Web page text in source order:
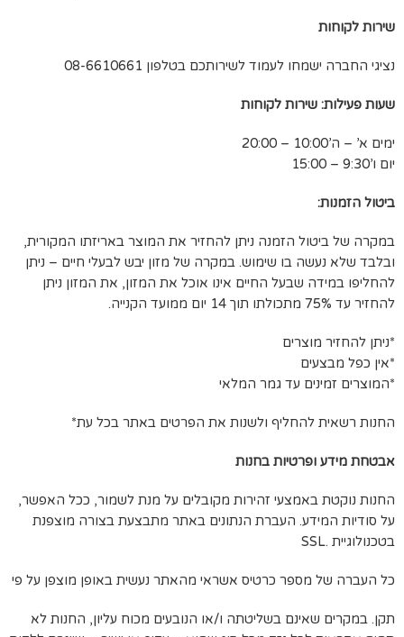
שירות לקוחות
נציגי החברה ישמחו לעמוד לשירותכם בטלפון 08-6610661
שעות פעילות: שירות לקוחות
ימים א’ – ה’10:00 – 20:00
יום ו’9:30 – 15:00
ביטול הזמנות:
במקרה של ביטול הזמנה ניתן להחזיר את המוצר באריזתו המקורית,
ובלבד שלא נעשה בו שימוש. במקרה של מזון יבש לבעלי חיים – ניתן
להחליפו במידה שבעל החיים אינו אוכל את המזון, את המזון ניתן
להחזיר עד 75% מתכולתו תוך 14 יום ממועד הקנייה.
*ניתן להחזיר מוצרים
*אין כפל מבצעים
*המוצרים זמינים עד גמר המלאי
החנות רשאית להחליף ולשנות את הפרטים באתר בכל עת*
אבטחת מידע ופרטיות בחנות
החנות נוקטת באמצעי זהירות מקובלים על מנת לשמור, ככל האפשר,
על סודיות המידע. העברת הנתונים באתר מתבצעת בצורה מוצפנת
בטכנולוגיית .SSL
כל העברה של מספר כרטיס אשראי מהאתר נעשית באופן מוצפן על פי
תקן. במקרים שאינם בשליטתה ו/או הנובעים מכוח עליון, החנות לא